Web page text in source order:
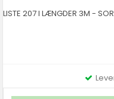
LISTE 207 I LÆNGDER 3M -